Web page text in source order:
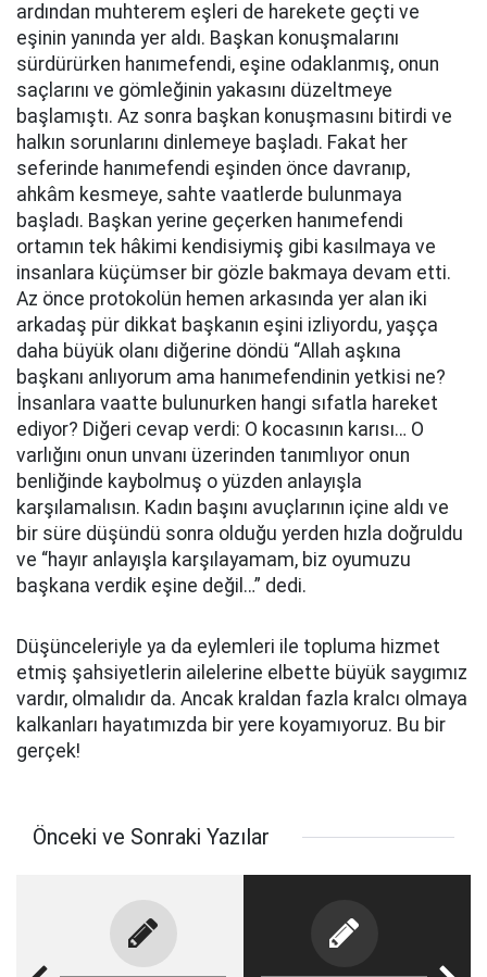
ardından muhterem eşleri de harekete geçti ve
eşinin yanında yer aldı. Başkan konuşmalarını
sürdürürken hanımefendi, eşine odaklanmış, onun
saçlarını ve gömleğinin yakasını düzeltmeye
başlamıştı. Az sonra başkan konuşmasını bitirdi ve
halkın sorunlarını dinlemeye başladı. Fakat her
seferinde hanımefendi eşinden önce davranıp,
ahkâm kesmeye, sahte vaatlerde bulunmaya
başladı. Başkan yerine geçerken hanımefendi
ortamın tek hâkimi kendisiymiş gibi kasılmaya ve
insanlara küçümser bir gözle bakmaya devam etti.
Az önce protokolün hemen arkasında yer alan iki
arkadaş pür dikkat başkanın eşini izliyordu, yaşça
daha büyük olanı diğerine döndü “Allah aşkına
başkanı anlıyorum ama hanımefendinin yetkisi ne?
İnsanlara vaatte bulunurken hangi sıfatla hareket
ediyor? Diğeri cevap verdi: O kocasının karısı… O
varlığını onun unvanı üzerinden tanımlıyor onun
benliğinde kaybolmuş o yüzden anlayışla
karşılamalısın. Kadın başını avuçlarının içine aldı ve
bir süre düşündü sonra olduğu yerden hızla doğruldu
ve “hayır anlayışla karşılayamam, biz oyumuzu
başkana verdik eşine değil…” dedi.
Düşünceleriyle ya da eylemleri ile topluma hizmet
etmiş şahsiyetlerin ailelerine elbette büyük saygımız
vardır, olmalıdır da. Ancak kraldan fazla kralcı olmaya
kalkanları hayatımızda bir yere koyamıyoruz. Bu bir
gerçek!
Önceki ve Sonraki Yazılar